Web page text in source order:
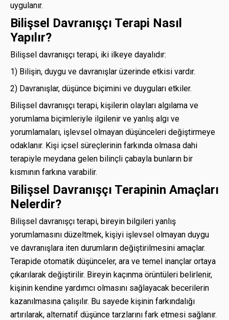
uygulanır.
Bilişsel Davranışçı Terapi Nasıl
Yapılır?
Bilişsel davranışçı terapi, iki ilkeye dayalıdır:
1) Bilişin, duygu ve davranışlar üzerinde etkisi vardır.
2) Davranışlar, düşünce biçimini ve duyguları etkiler.
Bilişsel davranışçı terapi, kişilerin olayları algılama ve
yorumlama biçimleriyle ilgilenir ve yanlış algı ve
yorumlamaları, işlevsel olmayan düşünceleri değiştirmeye
odaklanır. Kişi içsel süreçlerinin farkında olmasa dahi
terapiyle meydana gelen bilinçli çabayla bunların bir
kısmının farkına varabilir.
Bilişsel Davranışçı Terapinin Amaçları
Nelerdir?
Bilişsel davranışçı terapi, bireyin bilgileri yanlış
yorumlamasını düzeltmek, kişiyi işlevsel olmayan duygu
ve davranışlara iten durumların değiştirilmesini amaçlar.
Terapide otomatik düşünceler, ara ve temel inançlar ortaya
çıkarılarak değiştirilir. Bireyin kaçınma örüntüleri belirlenir,
kişinin kendine yardımcı olmasını sağlayacak becerilerin
kazanılmasına çalışılır. Bu sayede kişinin farkındalığı
artırılarak, alternatif düşünce tarzlarını fark etmesi sağlanır.